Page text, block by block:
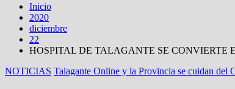
Inicio
2020
diciembre
22
HOSPITAL DE TALAGANTE SE CONVIERTE
NOTICIAS Talagante Online y la Provincia se cuidan del